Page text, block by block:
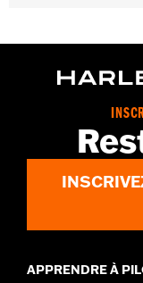
Dimension
APPRENDRE À